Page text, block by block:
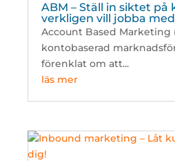
ABM – Ställ in siktet på
verkligen vill jobba
Account Based Marketing
kontobaserad
förenklat om att...
läs mer